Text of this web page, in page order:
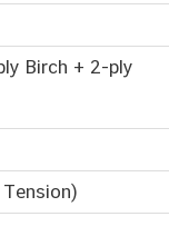
Birch + 2-ply